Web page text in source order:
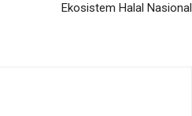
Ekosistem Halal Nasional